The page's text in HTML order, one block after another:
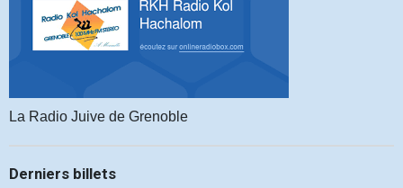
La Radio Juive de Grenoble
Derniers billets